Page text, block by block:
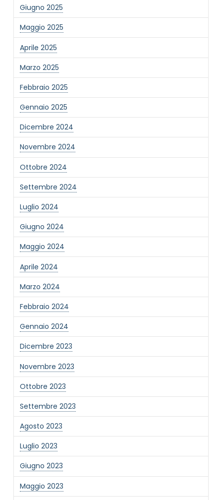
Giugno 2025
Maggio 2025
Aprile 2025
Marzo 2025
Febbraio 2025
Gennaio 2025
Dicembre 2024
Novembre 2024
Ottobre 2024
Settembre 2024
Luglio 2024
Giugno 2024
Maggio 2024
Aprile 2024
Marzo 2024
Febbraio 2024
Gennaio 2024
Dicembre 2023
Novembre 2023
Ottobre 2023
Settembre 2023
Agosto 2023
Luglio 2023
Giugno 2023
Maggio 2023
NOME STRUTTURA*
MAIL REFERENTE*
MOTIVO DEL CONTATTO*
Informativa Privacy
Ho preso visione dell'informativa privacy
Privacy Policy completa
Newsletter
Desidero rimanere aggiornato sulle ultime
novità dell'Associazione tramite l'iscrizione alla
newsletter
Invia